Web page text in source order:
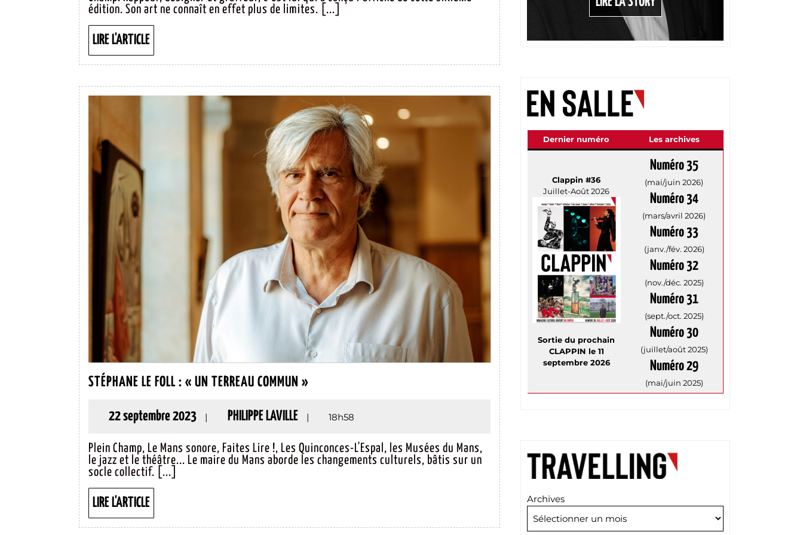
édition. Son art ne connaît en effet plus de limites. [...]
LIRE L'ARTICLELIRE
L'ARTICLE
STÉPHANE LE FOLL : « UN TERREAU COMMUN »
FOLL :
TERREAU
COMMUN »
22 septembre 202322
2023
| PHILIPPE LAVILLEPHILIPPE
| 18h58
Plein Champ, Le Mans sonore, Faites Lire !, Les Quinconces-L'Espal, les Musées du Mans,
le jazz et le théâtre... Le maire du Mans aborde les changements culturels, bâtis sur un
socle collectif. [...]
LIRE L'ARTICLELIRE
L'ARTICLE
Dernier numéro Les archives
Clappin #36
Juillet-Août 2026
Sortie du prochain
CLAPPIN le 11
septembre 2026
Numéro 35
(mai/juin 2026)
Numéro 34
(mars/avril 2026)
Numéro 33
(janv./fév. 2026)
Numéro 32
(nov./déc. 2025)
Numéro 31
(sept./oct. 2025)
Numéro 30
(juillet/août 2025)
Numéro 29
(mai/juin 2025)
Archives